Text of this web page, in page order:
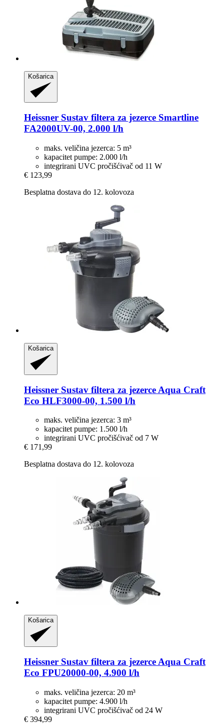
Košarica
Heissner Sustav filtera za jezerce Smartline
FA2000UV-​00, 2.000 l/h
maks. veličina jezerca: 5 m³
kapacitet pumpe: 2.000 l/h
integrirani UVC pročišćivač od 11 W
€ 123,99
Besplatna dostava do 12. kolovoza
Košarica
Heissner Sustav filtera za jezerce Aqua Craft
Eco HLF3000-​00, 1.500 l/h
maks. veličina jezerca: 3 m³
kapacitet pumpe: 1.500 l/h
integrirani UVC pročišćivač od 7 W
€ 171,99
Besplatna dostava do 12. kolovoza
Košarica
Heissner Sustav filtera za jezerce Aqua Craft
Eco FPU20000-​00, 4.900 l/h
maks. veličina jezerca: 20 m³
kapacitet pumpe: 4.900 l/h
integrirani UVC pročišćivač od 24 W
€ 394,99